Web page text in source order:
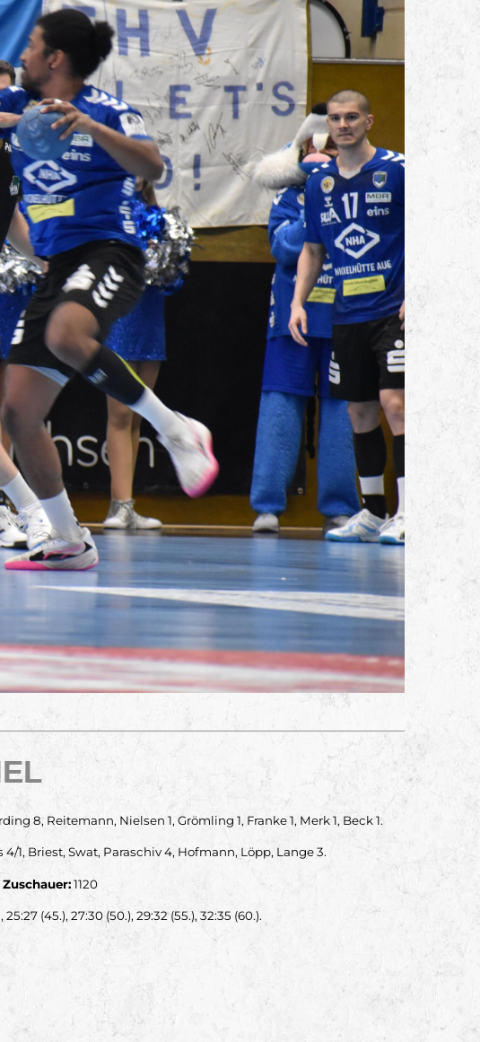
8, Reitemann, Nielsen 1, Grömling 1, Franke 1, Merk 1, Beck 1.
1, Briest, Swat, Paraschiv 4, Hofmann, Löpp, Lange 3.
Zuschauer:1120
25:27 (45.), 27:30 (50.), 29:32 (55.), 32:35 (60.).